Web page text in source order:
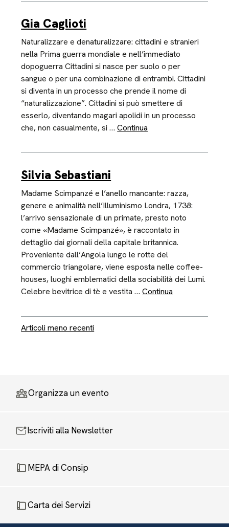
Gia Caglioti
Naturalizzare e denaturalizzare: cittadini e stranieri
nella Prima guerra mondiale e nell’immediato
dopoguerra Cittadini si nasce per suolo o per
sangue o per una combinazione di entrambi. Cittadini
si diventa in un processo che prende il nome di
“naturalizzazione”. Cittadini si può smettere di
esserlo, diventando magari apolidi in un processo
che, non casualmente, si …Continua
Silvia Sebastiani
Madame Scimpanzé e l’anello mancante: razza,
genere e animalità nell’Illuminismo Londra, 1738:
l’arrivo sensazionale di un primate, presto noto
come «Madame Scimpanzé», è raccontato in
dettaglio dai giornali della capitale britannica.
Proveniente dall’Angola lungo le rotte del
commercio triangolare, viene esposta nelle coffee-
houses, luoghi emblematici della sociabilità dei Lumi.
Celebre bevitrice di tè e vestita …Continua
Navigazione articoli
Articoli meno recenti
Organizza un evento
Iscriviti alla Newsletter
MEPA di Consip
Carta dei Servizi